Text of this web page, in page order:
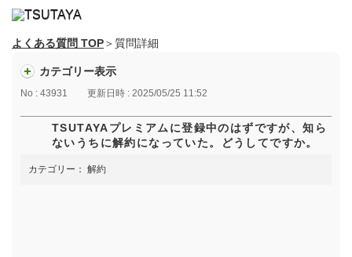
よくある質問 TOP＞質問詳細
カテゴリー表示
No : 43931 更新日時 : 2025/05/25 11:52
TSUTAYAプレミアムに登録中のはずですが、知ら
ないうちに解約になっていた。どうしてですか。
カテゴリー： 解約